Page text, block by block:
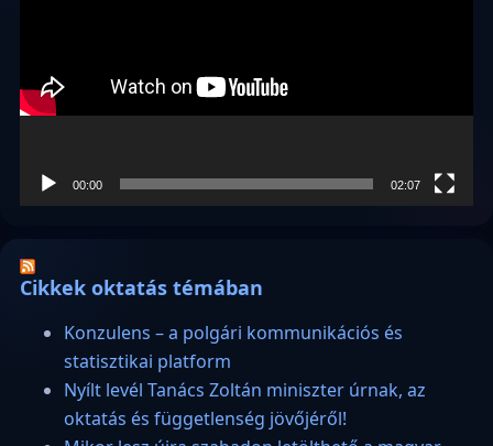
00:00 02:07
Cikkek oktatás témában
Konzulens – a polgári kommunikációs és
statisztikai platform
Nyílt levél Tanács Zoltán miniszter úrnak, az
oktatás és függetlenség jövőjéről!